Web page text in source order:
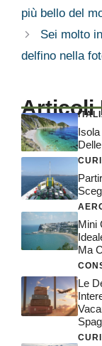
più bello del
Sei molto
delfino nella
Articoli
Isola
Mini
Ma
Le